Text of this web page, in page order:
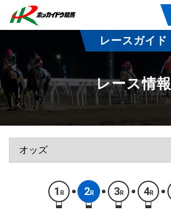
レースガイド
レース情報
1 R 2R 3R 4R